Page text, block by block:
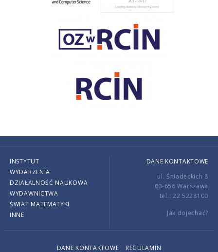
INSTYTUT
WYDARZENIA
DZIAŁALNOŚĆ NAUKOWA
WYDAWNICTWA
ŚWIAT MATEMATYKI
INNE
DANE KONTAKTOWE
ul. Śniadeckich 8
00-656 Warszawa
tel.: 22 5228100
Jak dojechać?
DANE KONTAKTOWE REGULAMIN